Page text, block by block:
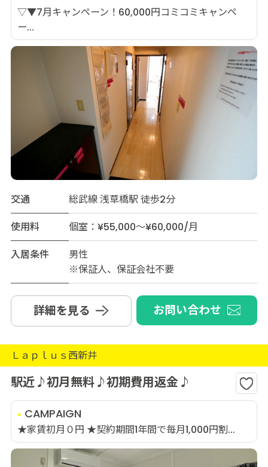
▽▼7月キャンペーン！60,000円コミコミキャンペ
ー...
交通
総武線 浅草橋駅 徒歩2分
使用料
個室：¥55,000～¥60,000/月
入居条件
男性
※保証人、保証会社不要
詳細を見る お問い合わせ
Ｌａｐｌｕｓ西新井
駅近♪初月無料♪初期費用返金♪
CAMPAIGN
★家賃初月０円 ★契約期間1年間で毎月1,000円割...